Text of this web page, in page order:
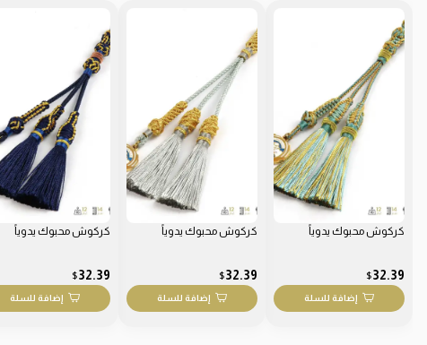
كركوش محبوك يدوياً
32.39
$
إضافة للسلة
كركوش محبوك يدوياً
32.39
$
إضافة للسلة
كركوش محبوك يدوياً
32.39
$
إضافة للسلة